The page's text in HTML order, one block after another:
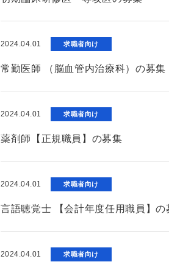
2024.04.01 求職者向け
常勤医師 （脳血管内治療科）の募集
2024.04.01 求職者向け
薬剤師【正規職員】の募集
2024.04.01 求職者向け
言語聴覚士 【会計年度任用職員】の
2024.04.01 求職者向け